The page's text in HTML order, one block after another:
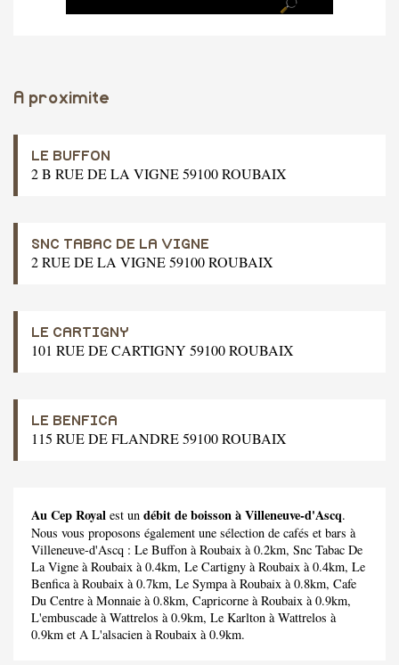
A proximite
LE BUFFON
2 B RUE DE LA VIGNE 59100 ROUBAIX
SNC TABAC DE LA VIGNE
2 RUE DE LA VIGNE 59100 ROUBAIX
LE CARTIGNY
101 RUE DE CARTIGNY 59100 ROUBAIX
LE BENFICA
115 RUE DE FLANDRE 59100 ROUBAIX
Au Cep Royal est un débit de boisson à Villeneuve-d'Ascq.
Nous vous proposons également une sélection de cafés et bars à
Villeneuve-d'Ascq : Le Buffon à Roubaix à 0.2km, Snc Tabac De
La Vigne à Roubaix à 0.4km, Le Cartigny à Roubaix à 0.4km, Le
Benficaà Roubaix à 0.7km, Le Sympaà Roubaix à 0.8km, Cafe
Du Centre à Monnaie à 0.8km, Capricorne à Roubaix à 0.9km,
L'embuscade à Wattrelos à 0.9km, Le Karlton à Wattrelos à
0.9km et A L'alsacien à Roubaix à 0.9km.